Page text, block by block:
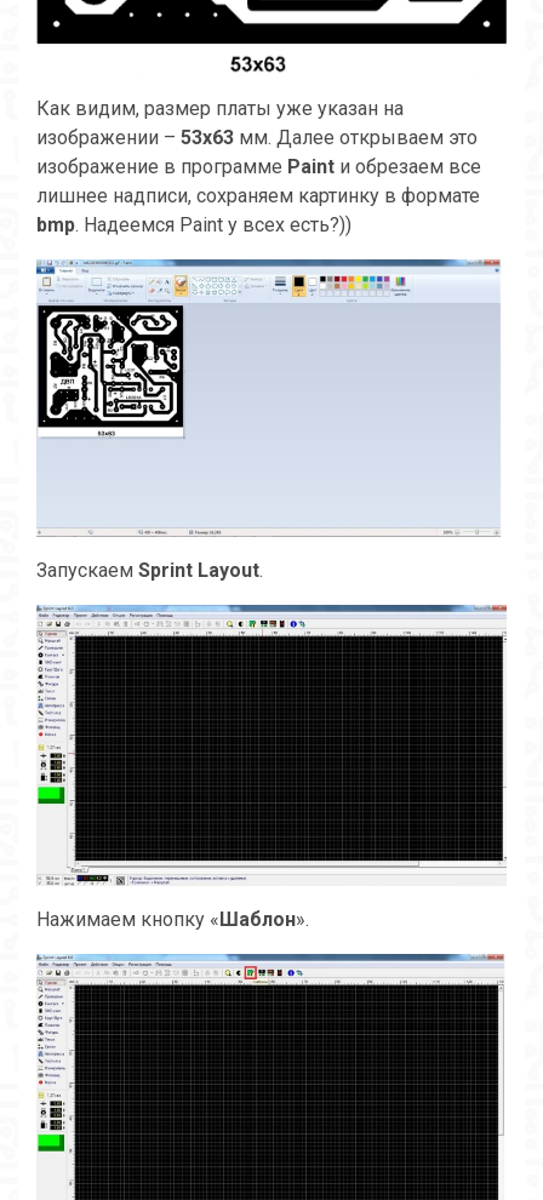
Как видим, размер платы уже указан на
изображении – 53х63 мм. Далее открываем это
изображение в программе Paint и обрезаем все
лишнее надписи, сохраняем картинку в формате
bmp. Надеемся Paint у всех есть?))
Запускаем Sprint Layout.
Нажимаем кнопку «Шаблон».